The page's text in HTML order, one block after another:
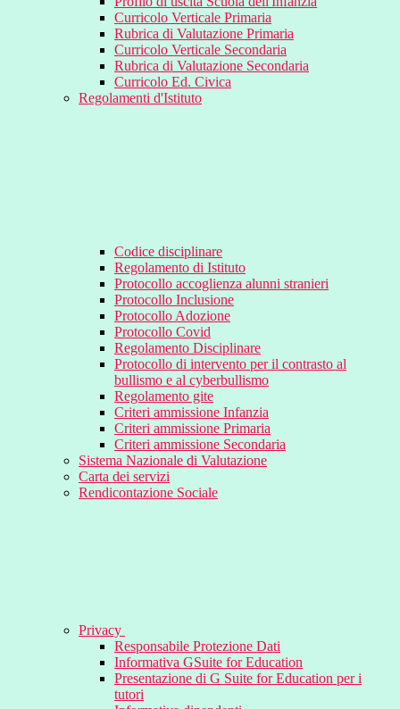
Curricolo Verticale Primaria
Rubrica di Valutazione Primaria
Curricolo Verticale Secondaria
Rubrica di Valutazione Secondaria
Curricolo Ed. Civica
Regolamenti d'Istituto
Codice disciplinare
Regolamento di Istituto
Protocollo accoglienza alunni stranieri
Protocollo Inclusione
Protocollo Adozione
Protocollo Covid
Regolamento Disciplinare
Protocollo di intervento per il contrasto al
bullismo e al cyberbullismo
Regolamento gite
Criteri ammissione Infanzia
Criteri ammissione Primaria
Criteri ammissione Secondaria
Sistema Nazionale di Valutazione
Carta dei servizi
Rendicontazione Sociale
Privacy
Responsabile Protezione Dati
Informativa GSuite for Education
Presentazione di G Suite for Education per i
tutori